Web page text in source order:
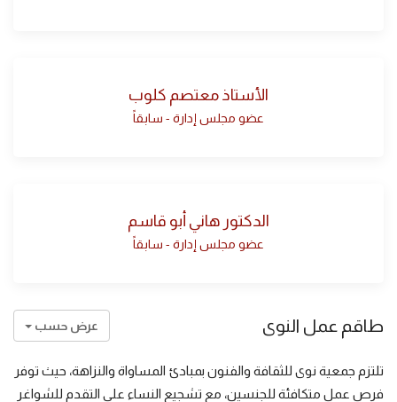
الأستاذ معتصم كلوب
عضو مجلس إدارة - سابقاً
الدكتور هاني أبو قاسم
عضو مجلس إدارة - سابقاً
طاقم عمل النوى عرض حسب
تلتزم جمعية نوى للثقافة والفنون بمبادئ المساواة والنزاهة، حيث توفر
فرص عمل متكافئة للجنسين، مع تشجيع النساء على التقدم للشواغر